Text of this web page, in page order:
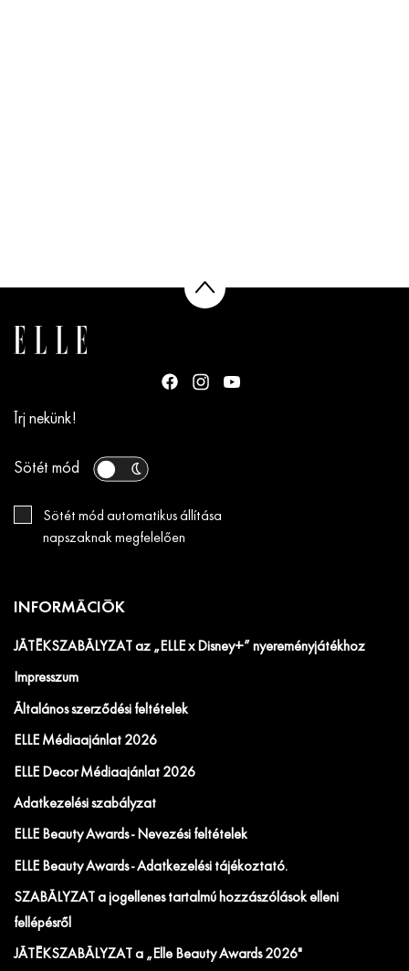
Írj nekünk!
Sötét mód
Sötét mód automatikus állítása
napszaknak megfelelően
INFORMÁCIÓK
JÁTÉKSZABÁLYZAT az „ELLE x Disney+” nyereményjátékhoz
Impresszum
Általános szerződési feltételek
ELLE Médiaajánlat 2026
ELLE Decor Médiaajánlat 2026
Adatkezelési szabályzat
ELLE Beauty Awards - Nevezési feltételek
ELLE Beauty Awards - Adatkezelési tájékoztató.
SZABÁLYZAT a jogellenes tartalmú hozzászólások elleni
fellépésről
JÁTÉKSZABÁLYZAT a „Elle Beauty Awards 2026"